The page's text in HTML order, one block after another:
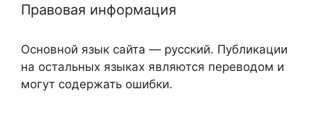
Правовая информация
Основной язык сайта — русский. Публикации
на остальных языках являются переводом и
могут содержать ошибки.